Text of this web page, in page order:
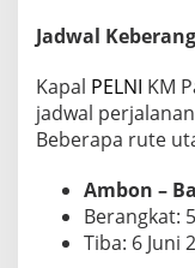
Jadwal
Kapal PELNI KM
jadwal
Beberapa rute
Ambon –
Berangkat:
Tiba: 6 Juni